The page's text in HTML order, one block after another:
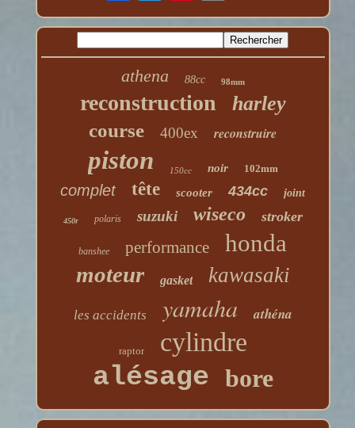
athena 88cc 98mm
reconstruction harley
course 400ex reconstruire
piston 150cc noir 102mm
complet tête scooter 434cc joint
450r polaris suzuki wiseco stroker
banshee performance honda
moteur gasket kawasaki
les accidents yamaha athéna
raptor cylindre
alésage bore